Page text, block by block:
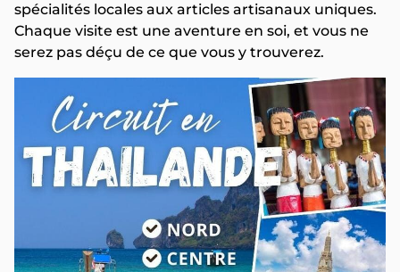
spécialités locales aux articles artisanaux uniques.
Chaque visite est une aventure en soi, et vous ne
serez pas déçu de ce que vous y trouverez.